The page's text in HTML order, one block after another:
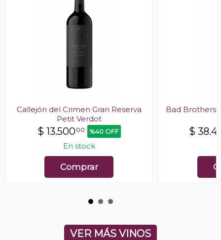
Callejón del Crimen Gran Reserva
Petit Verdot
$ 13.50000 %40 OFF
En stock
Comprar
Bad Brothers
$
VER MÁS VINOS